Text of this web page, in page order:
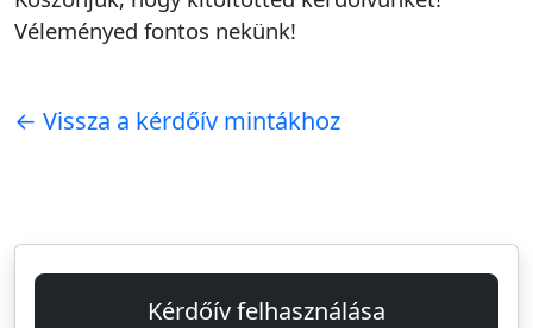
Véleményed fontos nekünk!
← Vissza a kérdőív mintákhoz
Kérdőív felhasználása